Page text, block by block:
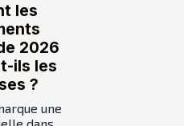
les
2026
ils les
?
une